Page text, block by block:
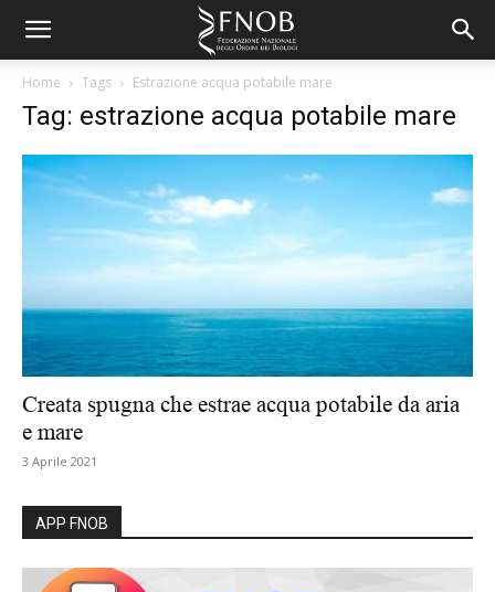
Home Tags Estrazione acqua potabile mare
Tag: estrazione acqua potabile mare
Creata spugna che estrae acqua potabile da aria
e mare
3 Aprile 2021
APP FNOB